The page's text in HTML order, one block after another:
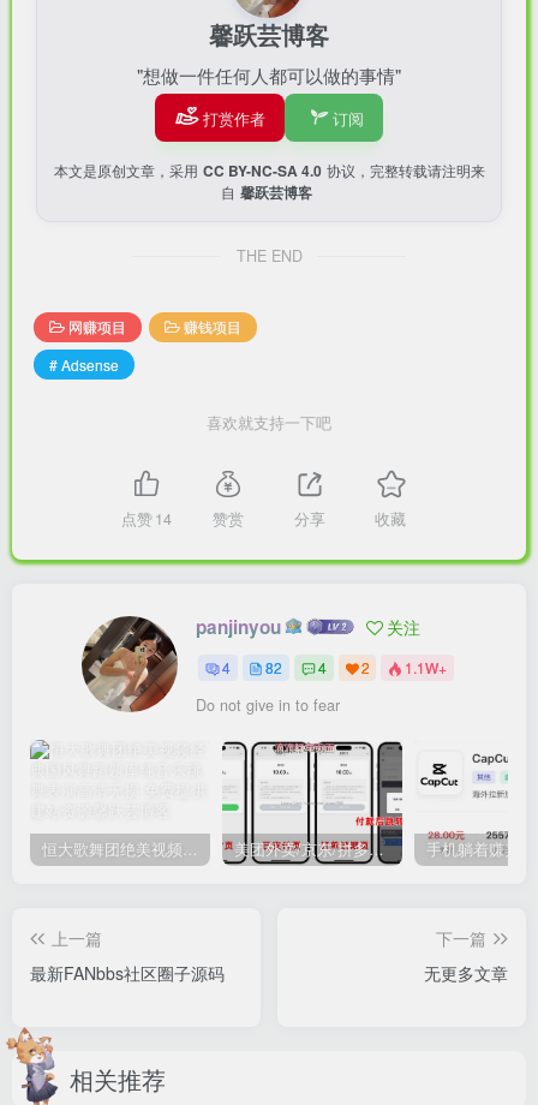
谷歌新加坡税务相关信息：
缔约对方国家（地区）：新加坡共和国
对方纳税人识别号：200817984R
对方纳税人名称（英文）：Google Asia Pacific Pte. Ltd.
《中国税收居民身份证明》申请表具体填写样式
2）线上申请
中国每个地方税务机构都有自己的网站，但是并不是每
个地方的网站都好申请《中国税收居民身份证明》，这其中
和各地经济发展有很大的关系，沿海地区的税务部门就要好
打开→国家税务总局深圳市电子税务局 网站 →点击我要
办税
馨跃芸博客
"想做一件任何人都可以做的事情"
打赏作者 订阅
本文是原创文章，采用 CC BY-NC-SA 4.0 协议，完整转载请注明来
自 馨跃芸博客
THE END
网赚项目
赚钱项目
# Adsense
喜欢就支持一下吧
点赞14 赞赏 分享 收藏
panjinyou 关注
4 82 4 2 1.1W+
Do not give in to fear
恒大歌舞团绝美视频经典国风舞蹈题库纯音乐跳舞表演高清无损 美团外卖/京东/拼多多/携程/滴滴等模板十一合一代付系统搭建教程
上一篇
最新FANbbs社区圈子源码
下一篇
无更多文章
相关推荐